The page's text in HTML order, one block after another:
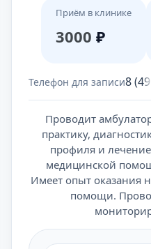
Приём в клинике
3000 ₽
Телефон для записи8
Проводит
практику,
профиля и
медицинской
Имеет опыт оказания
помощи.